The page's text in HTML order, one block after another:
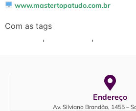
www.mastertopatudo.com.br
Com as tags
, ,
Endereço
Av. Silviano Brandão, 1455 –